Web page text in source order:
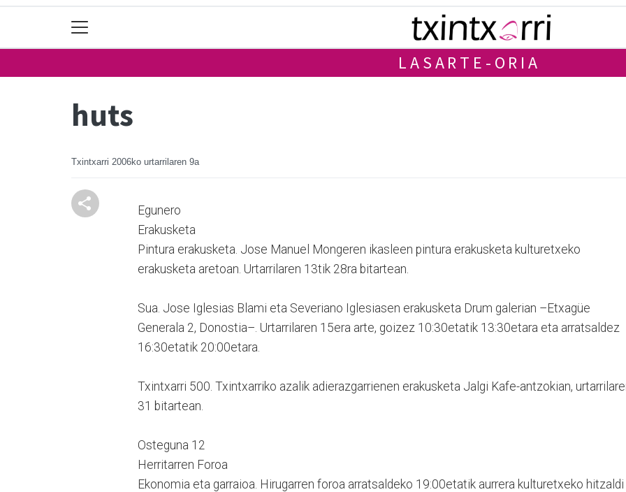
LASARTE-ORIA
huts
Txintxarri 2006ko urtarrilaren 9a
Egunero
Erakusketa
Pintura erakusketa. Jose Manuel Mongeren ikasleen pintura erakusketa kulturetxeko
erakusketa aretoan. Urtarrilaren 13tik 28ra bitartean.
Sua. Jose Iglesias Blami eta Severiano Iglesiasen erakusketa Drum galerian –Etxagüe
Generala 2, Donostia–. Urtarrilaren 15era arte, goizez 10:30etatik 13:30etara eta arratsaldez
16:30etatik 20:00etara.
Txintxarri 500. Txintxarriko azalik adierazgarrienen erakusketa Jalgi Kafe-antzokian,
31 bitartean.
Osteguna 12
Herritarren Foroa
Ekonomia eta garraioa. Hirugarren foroa arratsaldeko 19:00etatik aurrera kulturetxeko hitzaldi